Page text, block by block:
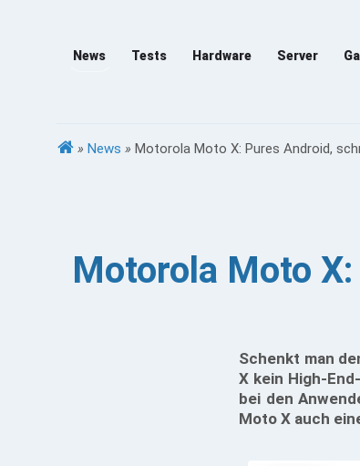
News Tests Hardware Server
» News » Motorola Moto X: Pures Android,
Motorola Moto
Schenkt man
X kein High-
bei den
Moto X auch